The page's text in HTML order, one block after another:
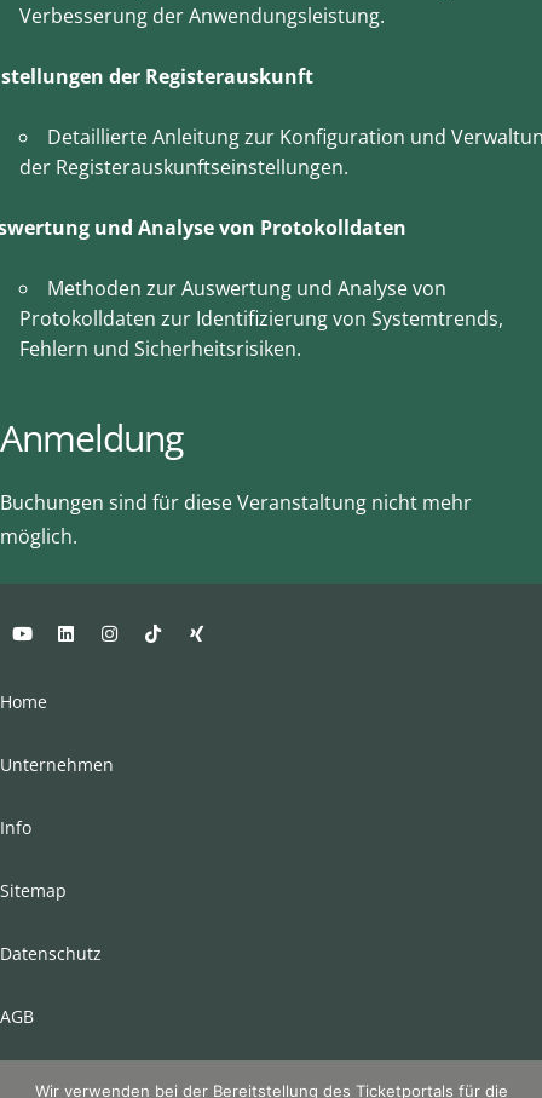
Verbesserung der Anwendungsleistung.
der Registerauskunft
Detaillierte Anleitung zur Konfiguration und
der Registerauskunftseinstellungen.
und Analyse von Protokolldaten
Methoden zur Auswertung und Analyse von
Protokolldaten zur Identifizierung von Systemtrends,
Fehlern und Sicherheitsrisiken.
Anmeldung
Buchungen sind für diese Veranstaltung nicht mehr
möglich.
Home
Unternehmen
Info
Sitemap
Datenschutz
AGB
Wir verwenden bei der Bereitstellung des Ticketportals für die